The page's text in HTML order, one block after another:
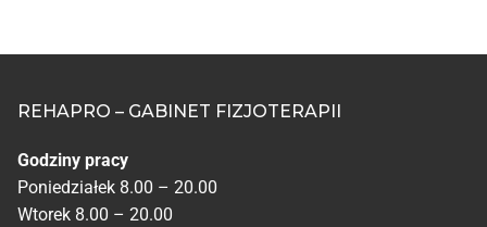
REHAPRO – GABINET FIZJOTERAPII
Godziny pracy
Poniedziałek 8.00 – 20.00
Wtorek 8.00 – 20.00